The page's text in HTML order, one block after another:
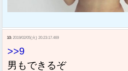
10: 2019/02/05(火) 20:23:17.469
>>9
男もできるぞ